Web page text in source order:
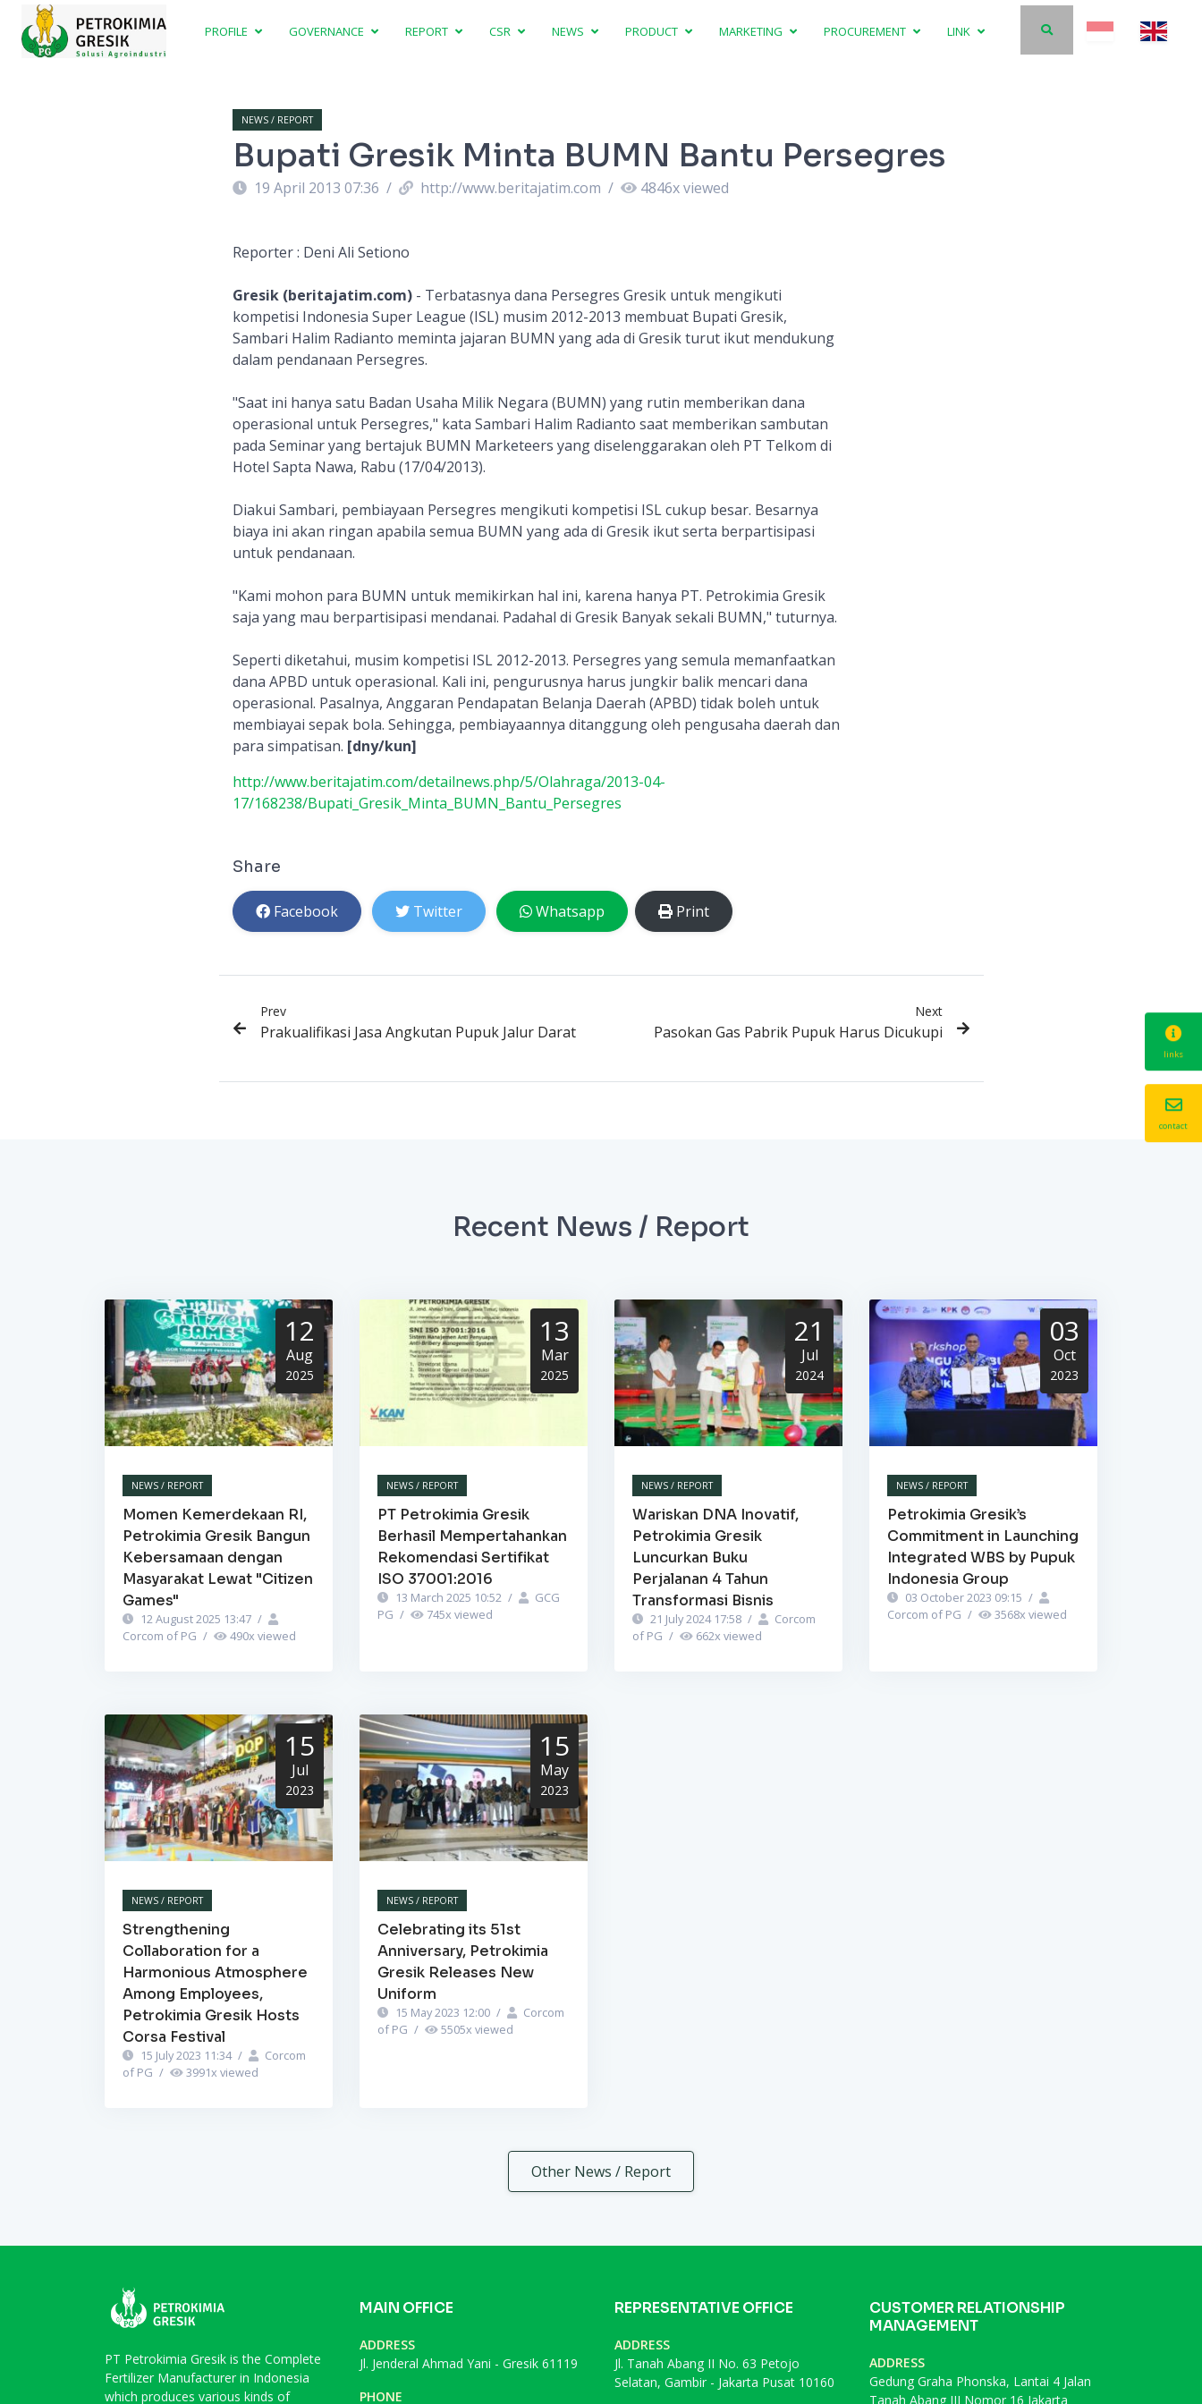
PROFILE GOVERNANCE REPORT CSR NEWS PRODUCT MARKETING PROCUREMENT LINK
NEWS / REPORT
Bupati Gresik Minta BUMN Bantu Persegres
19 April 2013 07:36 / http://www.beritajatim.com / 4846x viewed
Reporter : Deni Ali Setiono
Gresik (beritajatim.com) - Terbatasnya dana Persegres Gresik untuk mengikuti
kompetisi Indonesia Super League (ISL) musim 2012-2013 membuat Bupati Gresik,
Sambari Halim Radianto meminta jajaran BUMN yang ada di Gresik turut ikut mendukung
dalam pendanaan Persegres.
"Saat ini hanya satu Badan Usaha Milik Negara (BUMN) yang rutin memberikan dana
operasional untuk Persegres," kata Sambari Halim Radianto saat memberikan sambutan
pada Seminar yang bertajuk BUMN Marketeers yang diselenggarakan oleh PT Telkom di
Hotel Sapta Nawa, Rabu (17/04/2013).
Diakui Sambari, pembiayaan Persegres mengikuti kompetisi ISL cukup besar. Besarnya
biaya ini akan ringan apabila semua BUMN yang ada di Gresik ikut serta berpartisipasi
untuk pendanaan.
"Kami mohon para BUMN untuk memikirkan hal ini, karena hanya PT. Petrokimia Gresik
saja yang mau berpartisipasi mendanai. Padahal di Gresik Banyak sekali BUMN," tuturnya.
Seperti diketahui, musim kompetisi ISL 2012-2013. Persegres yang semula memanfaatkan
dana APBD untuk operasional. Kali ini, pengurusnya harus jungkir balik mencari dana
operasional. Pasalnya, Anggaran Pendapatan Belanja Daerah (APBD) tidak boleh untuk
membiayai sepak bola. Sehingga, pembiayaannya ditanggung oleh pengusaha daerah dan
para simpatisan. [dny/kun]
http://www.beritajatim.com/detailnews.php/5/Olahraga/2013-04-
17/168238/Bupati_Gresik_Minta_BUMN_Bantu_Persegres
Share
Facebook Twitter Whatsapp Print
Prev
Prakualifikasi Jasa Angkutan Pupuk Jalur Darat
Next
Pasokan Gas Pabrik Pupuk Harus Dicukupi
Recent News / Report
12
Aug
2025
NEWS / REPORT
Momen Kemerdekaan RI,
Petrokimia Gresik Bangun
Kebersamaan dengan
Masyarakat Lewat "Citizen
Games"
12 August 2025 13:47 /
Corcom of PG / 490x viewed
13
Mar
2025
NEWS / REPORT
PT Petrokimia Gresik
Berhasil Mempertahankan
Rekomendasi Sertifikat
ISO 37001:2016
13 March 2025 10:52 /
GCG
PG / 745x viewed
21
Jul
2024
NEWS / REPORT
Wariskan DNA Inovatif,
Petrokimia Gresik
Luncurkan Buku
Perjalanan 4 Tahun
Transformasi Bisnis
21 July 2024 17:58 /
Corcom
of PG / 662x viewed
03
Oct
2023
NEWS / REPORT
Petrokimia Gresik’s
Commitment in Launching
Integrated WBS by Pupuk
Indonesia Group
03 October 2023 09:15 /
Corcom of PG / 3568x viewed
15
Jul
2023
NEWS / REPORT
Strengthening
Collaboration for a
Harmonious Atmosphere
Among Employees,
Petrokimia Gresik Hosts
Corsa Festival
15 July 2023 11:34 /
Corcom
of PG / 3991x viewed
15
May
2023
NEWS / REPORT
Celebrating its 51st
Anniversary, Petrokimia
Gresik Releases New
Uniform
15 May 2023 12:00 /
Corcom
of PG / 5505x viewed
Other News / Report
PT Petrokimia Gresik is the Complete
Fertilizer Manufacturer in Indonesia
which produces various kinds of
MAIN OFFICE
ADDRESS
Jl. Jenderal Ahmad Yani - Gresik 61119
PHONE
REPRESENTATIVE OFFICE
ADDRESS
Jl. Tanah Abang II No. 63 Petojo
Selatan, Gambir - Jakarta Pusat 10160
CUSTOMER RELATIONSHIP
MANAGEMENT
ADDRESS
Gedung Graha Phonska, Lantai 4 Jalan
Tanah Abang III Nomor 16 Jakarta
links
contact